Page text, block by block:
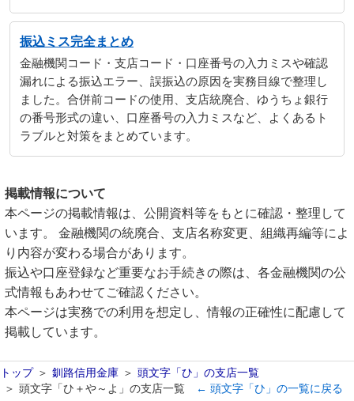
振込ミス完全まとめ
金融機関コード・支店コード・口座番号の入力ミスや確認
漏れによる振込エラー、誤振込の原因を実務目線で整理し
ました。合併前コードの使用、支店統廃合、ゆうちょ銀行
の番号形式の違い、口座番号の入力ミスなど、よくあるト
ラブルと対策をまとめています。
掲載情報について
本ページの掲載情報は、公開資料等をもとに確認・整理して
います。 金融機関の統廃合、支店名称変更、組織再編等によ
り内容が変わる場合があります。
振込や口座登録など重要なお手続きの際は、各金融機関の公
式情報もあわせてご確認ください。
本ページは実務での利用を想定し、情報の正確性に配慮して
掲載しています。
トップ 釧路信用金庫
頭文字「ひ」の支店一覧
頭文字「ひ＋や～よ」の支店一覧
← 頭文字「ひ」の一覧に戻る